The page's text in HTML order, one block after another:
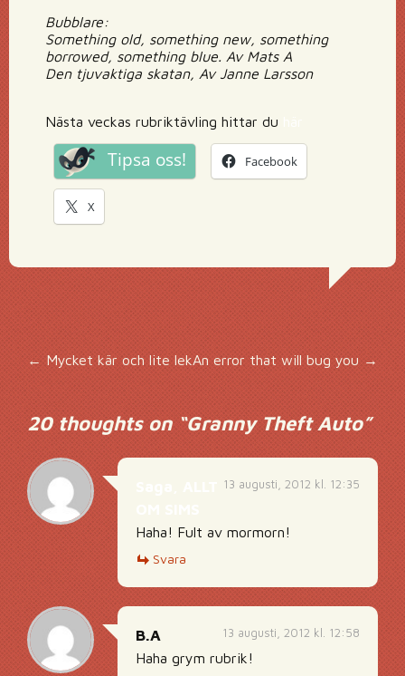
Bubblare:
Something old, something new, something
borrowed, something blue. Av Mats A
Den tjuvaktiga skatan, Av Janne Larsson
Nästa veckas rubriktävling hittar du
Tipsa oss! Facebook
X
Inläggsnavigering
←Mycket kär och lite lekAn error that will bug you →
20 thoughts on “Granny Theft Auto”
13 augusti, 2012 kl. 12:35
Haha! Fult av mormorn!
Svara
13 augusti, 2012 kl. 12:58
B.A
Haha grym rubrik!